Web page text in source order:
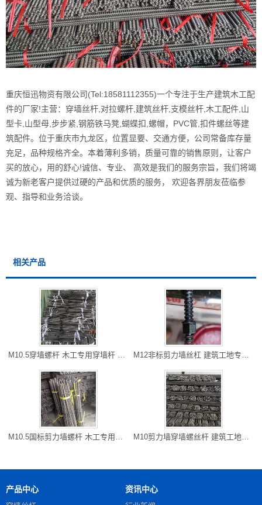
重庆恒迅物资有限公司(Tel:18581112355)一个专注于生产建筑木工配
件的厂家!主营：穿墙丝杆,对拉螺杆,建筑丝杆,支模丝杆,木工配件,山
型卡,山型母,步步紧,钢筋铁马凳,蝴蝶扣,螺帽，PVC管,扣件螺丝等建
筑配件。位于重庆市九龙区，位置显要、交通方便，公司常备库存量
充足，品种规格齐全。本着薄利多销，质量可靠的销售原则，让客户
买的放心，用的舒心!诚信、专业、 高效是我们的服务宗旨，我们将竭
诚为新老客户提供过硬的产品和优质的服务， 欢迎各界朋友莅临参
观、指导和业务洽谈。
相关产品
M10.5穿墙螺杆 木工专用穿墙杆 开县厂家直销 长度可以切割 M12非标剪力墙丝杠 建筑工地专用防水对拉粗牙穿墙螺栓 雅安现货
M10.5国标剪力墙螺杆 木工专用对拉螺杆 万州区螺杆厂家 可以走专 M10剪力墙穿墙螺丝杆 建筑工地常用 铜梁批发 可以专车到工地
产品中心 资讯中心